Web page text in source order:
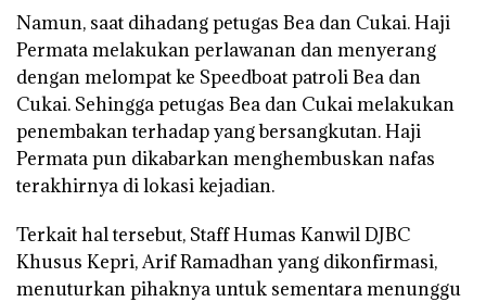
Namun, saat dihadang petugas Bea dan Cukai. Haji
Permata melakukan perlawanan dan menyerang
dengan melompat ke Speedboat patroli Bea dan
Cukai. Sehingga petugas Bea dan Cukai melakukan
penembakan terhadap yang bersangkutan. Haji
Permata pun dikabarkan menghembuskan nafas
terakhirnya di lokasi kejadian.
Terkait hal tersebut, Staff Humas Kanwil DJBC
Khusus Kepri, Arif Ramadhan yang dikonfirmasi,
menuturkan pihaknya untuk sementara menunggu